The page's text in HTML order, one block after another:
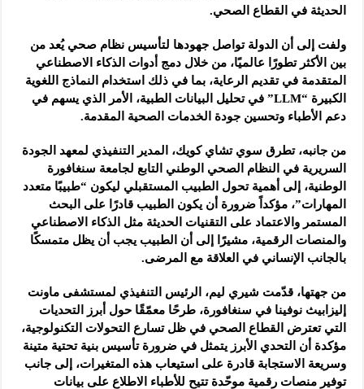
الحديثة في القطاع الصحي.
ولفت إلى أن الدولة تواصل جهودها لتأسيس نظام صحي يُعد من
بين الأكثر تطورًا عالميًا، من خلال دمج أدوات الذكاء الاصطناعي
المتقدمة في تقديم الرعاية، بما في ذلك استخدام النماذج اللغوية
الكبيرة “LLM” في تحليل البيانات الطبية، الأمر الذي يسهم في
دعم الأطباء وتحسين جودة الخدمات الصحية المقدمة.
من جانبه، تطرق سوي تشاي كويك، المدير التنفيذي لمعهد الجودة
السريرية في النظام الصحي الوطني التابع لجامعة سنغافورة
الوطنية، إلى أهمية تحول الطبيب المستقبلي ليكون “طبيبًا متعدد
المهارات”، مؤكداً ضرورة أن يكون الطبيب قادرًا على البحث
المستمر والاعتماد على التقنيات الحديثة مثل الذكاء الاصطناعي
والمنصات الرقمية، مشيرًا إلى أن الطبيب يجب أن يظل متمسكًا
بالجانب الإنساني في العلاقة مع المرضى.
من جهتها، قدّمت شيري ليم، الرئيس التنفيذي لمستشفى ماونت
إليزابيث نوفينا في سنغافورة، طرحًا معمّقًا حول أبرز التحديات
التي تعترض القطاع الصحي في ظل تسارع التحولات التكنولوجية،
مؤكدة أن التحدي الأبرز يتمثل في ضرورة تأسيس بنية تحتية متينة
وسريعة الاستجابة قادرة على استيعاب هذه المتغيرات، إلى جانب
توفير منصات رقمية موحّدة تتيح للأطباء الاطلاع على بيانات